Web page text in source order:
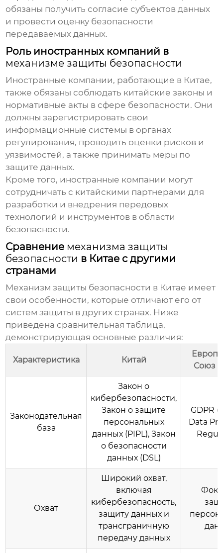
обязаны получить согласие субъектов данных
и провести оценку безопасности
передаваемых данных.
Роль иностранных компаний в
механизме защиты безопасности
Иностранные компании, работающие в Китае,
также обязаны соблюдать китайские законы и
нормативные акты в сфере безопасности. Они
должны зарегистрировать свои
информационные системы в органах
регулирования, проводить оценки рисков и
уязвимостей, а также принимать меры по
защите данных.
Кроме того, иностранные компании могут
сотрудничать с китайскими партнерами для
разработки и внедрения передовых
технологий и инструментов в области
безопасности.
Сравнение механизма защиты
безопасности в Китае с другими
странами
Механизм защиты безопасности в Китае имеет
свои особенности, которые отличают его от
систем защиты в других странах. Ниже
приведена сравнительная таблица,
демонстрирующая основные различия:
Характеристика Китай
Союз
Законодательная
база
Закон о
кибербезопасности,
Закон о защите
персональных
данных (PIPL), Закон
о безопасности
данных (DSL)
GDPR
Data
Охват
Широкий охват,
включая
кибербезопасность,
защиту данных и
трансграничную
передачу данных